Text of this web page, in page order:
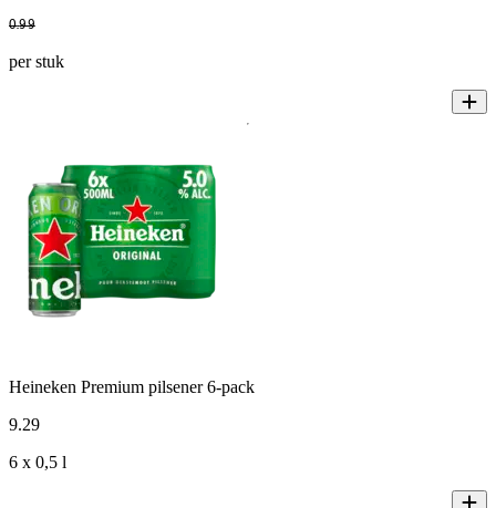
0.99
per stuk
Heineken Premium pilsener 6-pack
9.29
6 x 0,5 l